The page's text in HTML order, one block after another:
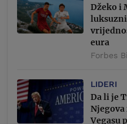
Džeko i
eura
Forbes
LIDERI
Da li je
Vegasu